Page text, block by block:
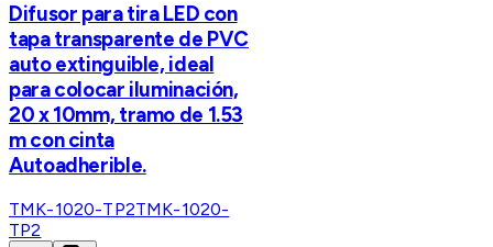
Difusor para tira LED con
tapa transparente de PVC
auto extinguible, ideal
para colocar iluminación,
20 x 10mm, tramo de 1.53
m con cinta
Autoadherible.
TMK-1020-TP2TMK-1020-
TP2